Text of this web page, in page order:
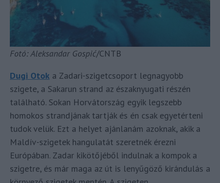
Fotó: Aleksandar Gospić/CNTB
Dugi Otok a Zadari-szigetcsoport legnagyobb
szigete, a Sakarun strand az északnyugati részén
található. Sokan Horvátország egyik legszebb
homokos strandjának tartják és én csak egyetérteni
tudok velük. Ezt a helyet ajánlanám azoknak, akik a
Maldív-szigetek hangulatát szeretnék érezni
Európában. Zadar kikötőjéből indulnak a kompok a
szigetre, és már maga az út is lenyűgöző kirándulás a